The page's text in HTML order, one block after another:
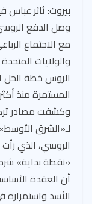
بيروت: ثائر عباس
وصل الدفع
مع الاجتماع
والولايات
الروس خطة الحل
المستمرة منذ أكثر من 4
وكشفت مصادر
لـ«الشرق
الروسي، الذي
«نقطة بداية»
أن العقدة
الأسد واستمراره